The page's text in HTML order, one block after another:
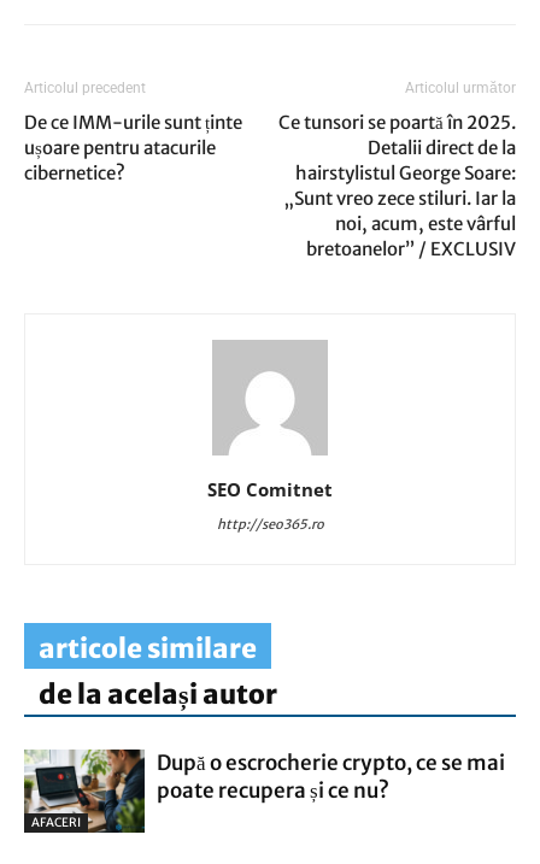
Articolul precedent
De ce IMM-urile sunt ținte
ușoare pentru atacurile
cibernetice?
Articolul următor
Ce tunsori se poartă în 2025.
Detalii direct de la
hairstylistul George Soare:
„Sunt vreo zece stiluri. Iar la
noi, acum, este vârful
bretoanelor” / EXCLUSIV
SEO Comitnet
http://seo365.ro
articole similare
de la același autor
AFACERI
După o escrocherie crypto, ce se mai
poate recupera și ce nu?